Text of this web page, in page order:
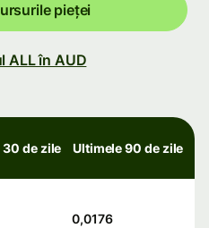
pieței
ALL în AUD
de zile Ultimele 90 de zile
0,0176